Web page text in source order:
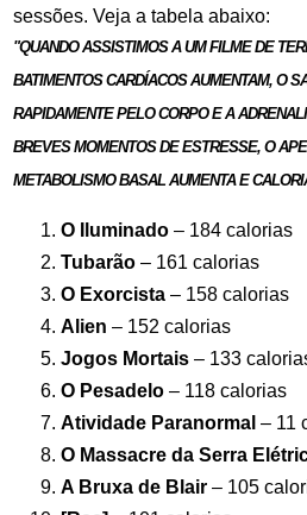
sessões. Veja a tabela abaixo:
"QUANDO ASSISTIMOS A UM FILME DE
BATIMENTOS CARDÍACOS AUMENTAM, O
RAPIDAMENTE PELO CORPO E A
BREVES MOMENTOS DE ESTRESSE, O
METABOLISMO BASAL AUMENTA E
O Iluminado – 184 calorias
Tubarão – 161 calorias
O Exorcista – 158 calorias
Alien – 152 calorias
Jogos Mortais – 133
O Pesadelo – 118 calorias
Atividade Paranormal – 11
O Massacre da Serra
A Bruxa de Blair – 105